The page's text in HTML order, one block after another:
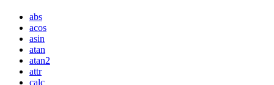
abs
acos
asin
atan
atan2
attr
calc